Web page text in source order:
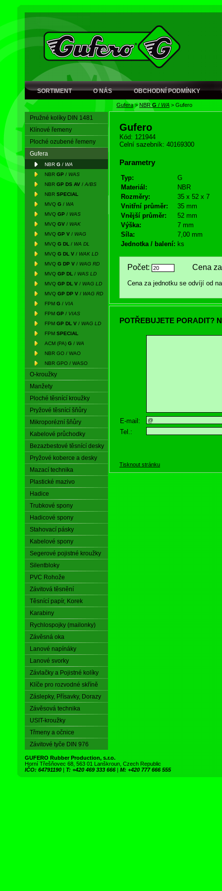
SORTIMENT O NÁS OBCHODNÍ PODMÍNKY
Gufera> NBRG / WA > Gufero
Pružné kolíky DIN 1481
Klínové řemeny
Ploché ozubené řemeny
Gufera
NBR G / WA
NBR GP / WAS
NBR GP DS AV / A/BS
NBR SPECIAL
MVQ G / WA
MVQ GP / WAS
MVQ GV / WAK
MVQ GP V / WAG
MVQ G DL / WA DL
MVQ G DL V / WAK LD
MVQ G DP V / WAG RD
MVQ GP DL / WAS LD
MVQ GP DL V / WAG LD
MVQ GP DP V / WAG RD
FPM G / VIA
FPM GP / VIAS
FPM GP DL V / WAG LD
FPM SPECIAL
ACM (PA) G / WA
NBR GO / WAO
NBR GPO / WASO
O-kroužky
Manžety
Ploché těsnící kroužky
Pryžové těsnící šňůry
Mikroporézní šňůry
Kabelové průchodky
Bezazbestové těsnící desky
Pryžové koberce a desky
Mazací technika
Plastické mazivo
Hadice
Trubkové spony
Hadicové spony
Stahovací pásky
Kabelové spony
Segerové pojistné kroužky
Silentbloky
PVC Rohože
Závitová těsnění
Těsnící papír, Korek
Karabiny
Rychlospojky (mailonky)
Závěsná oka
Lanové napínáky
Lanové svorky
Závlačky a Pojistné kolíky
Klíče pro rozvodné skříně
Záslepky, Přísavky, Dorazy
Závěsová technika
USIT-kroužky
Třmeny a očnice
Závitové tyče DIN 976
Gufero
Kód: 121944
Celní sazebník: 40169300
Parametry
Typ:
G
Materiál:
NBR
Rozměry:
35 x 52 x 7
Vnitřní průměr:
35 mm
Vnější průměr:
52 mm
Výška:
7 mm
Síla:
7,00 mm
Jednotka / balení: ks
Počet: Cena za
Cena za jednotku se odvíjí od
POTŘEBUJETE PORADIT?
E-mail:
Tel.:
Tisknout stránku
GUFERO Rubber Production, s.r.o.
Horní Třešňovec 68, 563 01 Lanškroun, Czech Republic
IČO: 64791190 | T: +420 469 333 666 | M: +420 777 666 555